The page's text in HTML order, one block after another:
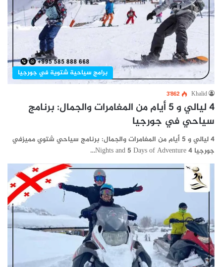
برامج سياحية شتوية في جورجيا
Khalid 3٬862
4 ليالي و 5 أيام من المغامرات والجمال: برنامج
سياحي في جورجيا
4 ليالي و 5 أيام من المغامرات والجمال: برنامج سياحي شتوي مميزفي
جورجيا 4 Nights and 5 Days of Adventure…